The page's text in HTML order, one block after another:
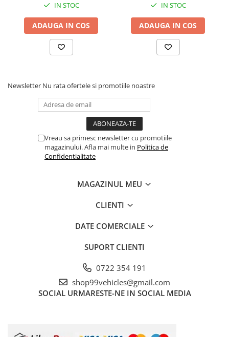
IN STOC
ADAUGA IN COS
IN STOC
ADAUGA IN COS
Newsletter Nu rata ofertele si promotiile noastre
Vreau sa primesc newsletter cu promotiile
magazinului. Afla mai multe in Politica de
Confidentialitate
MAGAZINUL MEU
CLIENTI
DATE COMERCIALE
SUPORT CLIENTI
0722 354 191
shop99vehicles@gmail.com
SOCIAL URMARESTE-NE IN SOCIAL MEDIA